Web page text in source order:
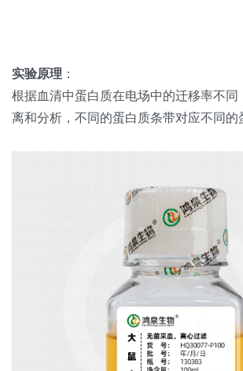
实验原理 ：
根据血清中蛋白质在电场中的迁移率不同
离和分析，不同的蛋白质条带对应不同的